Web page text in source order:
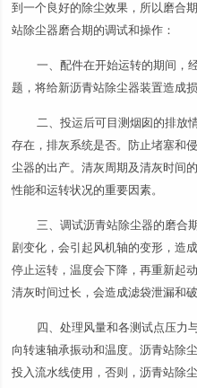
到一个良好的除尘效果，所以磨合
站除尘器磨合期的调试和操作：
一、配件在开始运转的期间，
题，将给新沥青站除尘器装置造成损
二、投运后可目测烟囱的排放
存在，排灰系统是否。防止堵塞和
尘器的出产。清灰周期及清灰时间
性能和运转状况的重要因素。
三、调试沥青站除尘器的磨合
剧变化，会引起风机轴的变形，造
停止运转，温度会下降，再重新起
清灰时间过长，会造成滤袋泄漏和破
四、处理风量和各测试点压力
向转速轴承振动和温度。沥青站除
投入流水线使用，否则，沥青站除